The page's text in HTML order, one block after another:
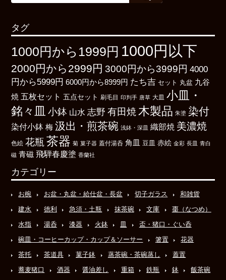
タグ
1000円から1999円 1000円以下
2000円から2999円 3000円から3999円 4000
円から5999円 6000円から8999円 たち吉 セット 丸盆 九谷
焼 五枚セット 五点セット 刷毛目 印判手 唐草 大皿 小皿・
銘々皿 小鉢 山水 志野 有田焼 木製品 朱塗 染付
染付小鉢 梅 汲出・煎茶碗 浅鉢・深皿 織部焼 美濃焼
色絵 花瓶 茶器 菊 菓子器 蓋付湯呑 角皿 豆皿 赤絵 金彩 長皿 青白
磁 青磁 飛騨春慶塗 香蘭社
カテゴリー
お椀 お盆・丸盆・給仕盆・長盆 切子ガラス
和雑貨
建水
徳利 急須・土瓶 抹茶碗 文庫
棗（なつめ）
水指
湯呑 漆器 火鉢 皿
盃・猪口・ぐい呑
碗皿・コーヒーカップ・カップ＆ソーサー
箸置
花器
茶托
茶道具 菓子鉢 蒸茶碗・茶碗蒸し
蓋置
蕎麦猪口
酒器 醤油差し 重箱 鉄瓶 鉢
飯茶碗